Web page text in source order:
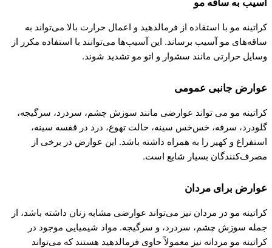
کراتینه مو با استفاده از فرمالدهید و اعمال حرارت بالا می‌تواند به
ساقه‌های مو آسیب برساند. این آسیب‌ها می‌توانند با استفاده مکرر از
وسایل حرارتی مانند سشوار و اتو مو تشدید شوند.
عوارض جانبی عمومی
کراتینه مو می تواند عوارضی مانند سوزش چشم، سردرد، سرگیجه،
گلودرد، سرفه، خس‌خس سینه، حالت تهوع، درد در قفسه سینه،
استفراغ و کهیر را به همراه داشته باشد. این عوارض در برخی از
مصرف‌کنندگان بسیار شایع است.
عوارض برای مردان
کراتینه مو در مردان نیز می‌تواند عوارضی مشابه زنان داشته باشد، از
جمله سوزش چشم، سردرد، و سرگیجه. مواد شیمیایی موجود در
کراتینه مو مردانه نیز معمولاً حاوی فرمالدهید هستند که می‌تواند